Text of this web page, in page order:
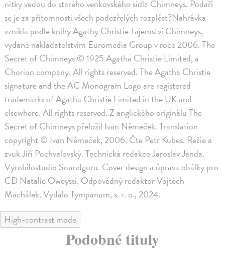
nitky vedou do starého venkovského sídla Chimneys. Podaří
se je za přítomnosti všech podezřelých rozplést?Nahrávka
vznikla podle knihy Agathy Christie Tajemství Chimneys,
vydané nakladatelstvím Euromedia Group v roce 2006. The
Secret of Chimneys © 1925 Agatha Christie Limited, a
Chorion company. All rights reserved. The Agatha Christie
signature and the AC Monogram Logo are registered
trademarks of Agatha Christie Limited in the UK and
elsewhere. All rights reserved. Z anglického originálu The
Secret of Chimneys přeložil Ivan Němeček. Translation
copyright © Ivan Němeček, 2006. Čte Petr Kubes. Režie a
zvuk Jiří Pochvalovský. Technická redakce Jaroslav Janda.
Vyrobilostudio Soundguru. Cover design a úprava obálky pro
CD Natalie Oweyssi. Odpovědný redaktor Vojtěch
Machálek. Vydalo Tympanum, s. r. o., 2024.
High-contrast mode
Podobné tituly